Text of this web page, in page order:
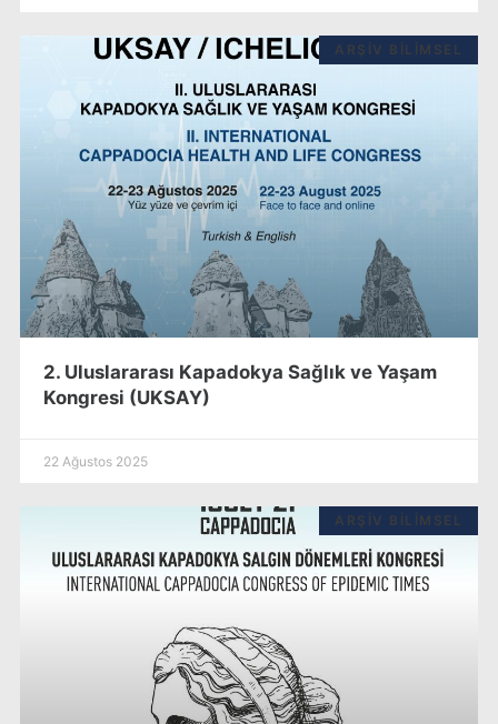
ARŞIV BILIMSEL
2. Uluslararası Kapadokya Sağlık ve Yaşam
Kongresi (UKSAY)
22 Ağustos 2025
ARŞIV BILIMSEL